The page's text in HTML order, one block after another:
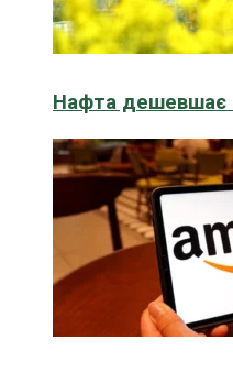
Нафта дешевшає